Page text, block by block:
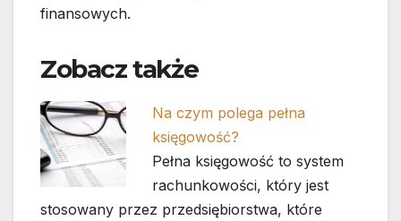
finansowych.
Zobacz także
Na czym polega pełna
księgowość?
Pełna księgowość to system
rachunkowości, który jest
stosowany przez przedsiębiorstwa, które